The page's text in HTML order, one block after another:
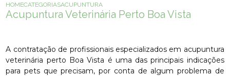
HOMECATEGORIASACUPUNTURA VETERINÁRIA PERTO BOA VISTA
Acupuntura Veterinária Perto Boa Vista
A contratação de profissionais especializados em acupuntura
veterinária perto Boa Vista é uma das principais indicações
para pets que precisam, por conta de algum problema de